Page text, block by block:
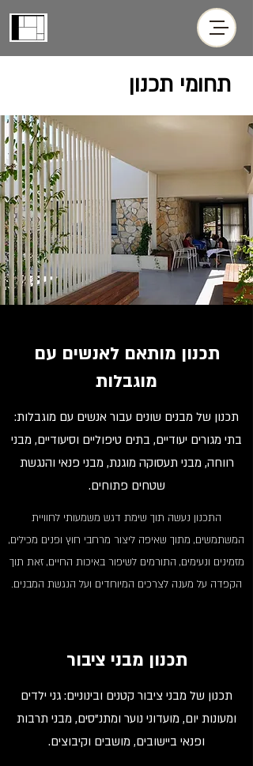
תחומי תכנון
תכנון מותאם לאנשים עם
מוגבלות
תכנון של מבנים שונים עבור אנשים עם מוגבלות:
בתי מגורים יעודיים, בתים טיפוליים וסיעודיים, מבני
רווחה, מבני תעסוקה מוגנת, מבני פנאי והנגשת
שטחים פתוחים.
התכנון נעשה תוך שימת דגש משמעותי לחוויית
המשתמשים, מתוך שאיפה ליצור מרחבי חוץ ופנים מכילים,
מזמינים ונעימים, התורמים לשיפור באיכות החיים,זאת תוך
הקפדה על מענה לצרכים המיוחדים ועל הנגשת המבנים.
תכנון מבני ציבור
תכנון של מבני ציבור קטנים ובינוניים: גני ילדים
ומעונות יום, מועדוני נוער ומתנ"סים, מבני תרבות
ופנאי ביישובים, מושבים וקיבוצים.